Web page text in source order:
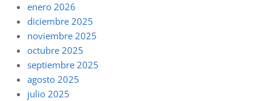
enero 2026
diciembre 2025
noviembre 2025
octubre 2025
septiembre 2025
agosto 2025
julio 2025